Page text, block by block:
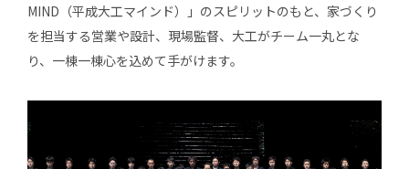
MIND（平成大工マインド）」のスピリットのもと、家づくり
を担当する営業や設計、現場監督、大工がチーム一丸とな
り、一棟一棟心を込めて手がけます。